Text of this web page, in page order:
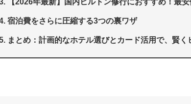
宿泊費をさらに圧縮する3つの裏ワザ
まとめ：計画的なホテル選びとカード活用で、賢く